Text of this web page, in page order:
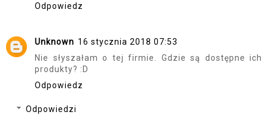
Odpowiedz
Unknown 16 stycznia 2018 07:53
Nie słyszałam o tej firmie. Gdzie są dostępne ich
produkty? :D
Odpowiedz
Odpowiedzi